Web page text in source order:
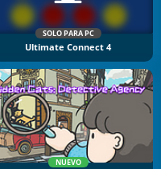
SOLO PARA PC
Ultimate Connect 4
NUEVO